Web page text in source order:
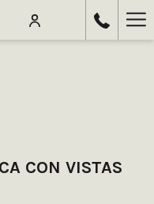
CON VISTAS